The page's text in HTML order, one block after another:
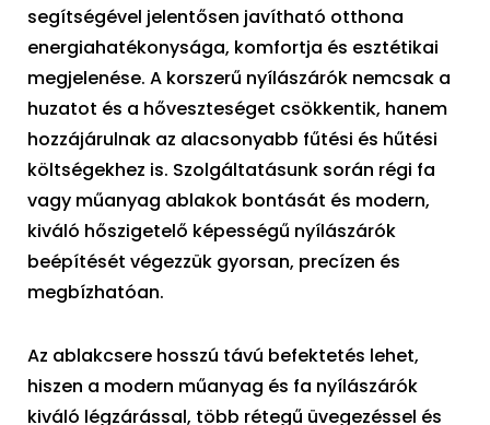
segítségével jelentősen javítható otthona
energiahatékonysága, komfortja és esztétikai
megjelenése. A korszerű nyílászárók nemcsak a
huzatot és a hőveszteséget csökkentik, hanem
hozzájárulnak az alacsonyabb fűtési és hűtési
költségekhez is. Szolgáltatásunk során régi fa
vagy műanyag ablakok bontását és modern,
kiváló hőszigetelő képességű nyílászárók
beépítését végezzük gyorsan, precízen és
megbízhatóan.
Az ablakcsere hosszú távú befektetés lehet,
hiszen a modern műanyag és fa nyílászárók
kiváló légzárással, több rétegű üvegezéssel és